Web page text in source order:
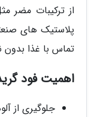
از ترکیبات مضر
پلاستیک های
تماس با غذا بدون
اهمیت فود
جلوگیری از